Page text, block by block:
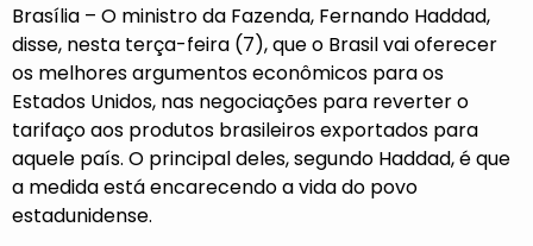
Brasília – O ministro da Fazenda, Fernando Haddad,
disse, nesta terça-feira (7), que o Brasil vai oferecer
os melhores argumentos econômicos para os
Estados Unidos, nas negociações para reverter o
tarifaço aos produtos brasileiros exportados para
aquele país. O principal deles, segundo Haddad, é que
a medida está encarecendo a vida do povo
estadunidense.